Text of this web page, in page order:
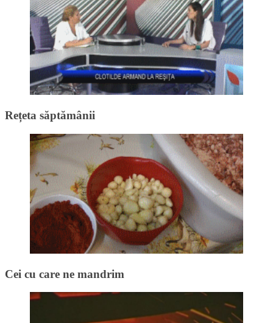
Rețeta săptămânii
Cei cu care ne mandrim